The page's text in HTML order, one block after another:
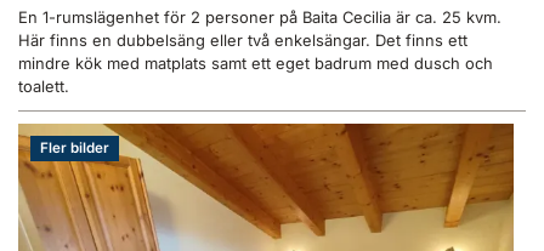
En 1-rumslägenhet för 2 personer på Baita Cecilia är ca. 25 kvm.
Här finns en dubbelsäng eller två enkelsängar. Det finns ett
mindre kök med matplats samt ett eget badrum med dusch och
toalett.
Fler bilder